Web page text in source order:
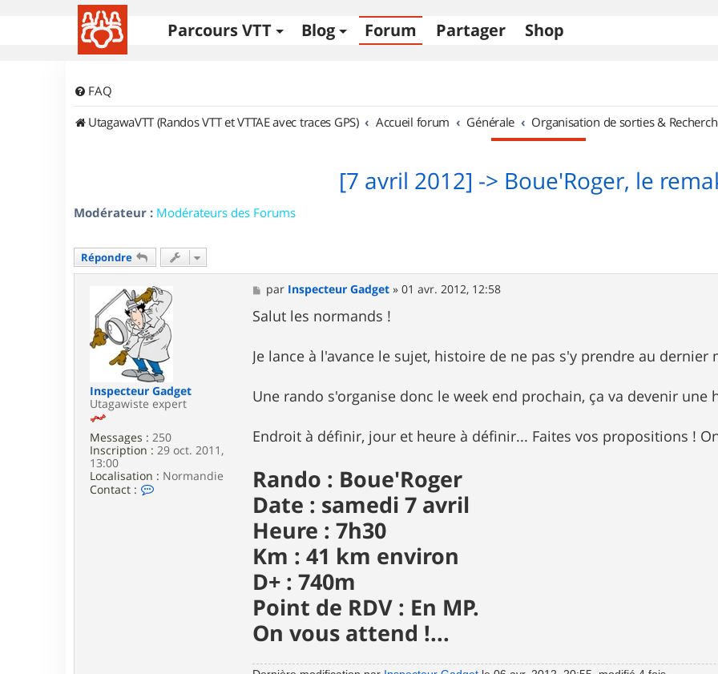
Parcours VTT Blog Forum Partager Shop
FAQ
UtagawaVTT (Randos VTT et VTTAE avec traces GPS)
Accueil forum Générale Organisation de sorties &
[7 avril 2012] -> Boue'Roger, le
Modérateur : Modérateurs des Forums
Répondre
Inspecteur Gadget
Utagawiste expert
Messages : 250
Inscription : 29 oct. 2011,
13:00
Localisation : Normandie
Contact :
M
e
s
s
g
e
par Inspecteur Gadget »01 avr. 2012, 12:58
Salut les normands !
Je lance à l'avance le sujet, histoire de ne pas s'y prendre au dernier
Une rando s'organise donc le week end prochain, ça va devenir une
Endroit à définir, jour et heure à définir... Faites vos propositions !
Rando : Boue'Roger
Date : samedi 7 avril
Heure : 7h30
Km : 41 km environ
D+ : 740m
Point de RDV : En MP.
On vous attend !...